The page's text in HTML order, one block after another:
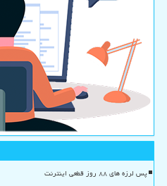
پس لرزه های ۸۸ روز قطعی اینترنت